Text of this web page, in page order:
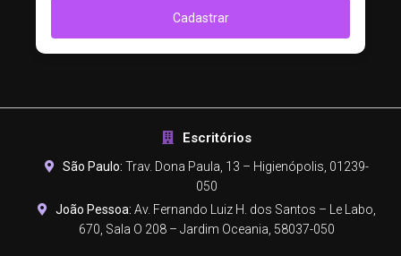
Cadastrar
Escritórios
São Paulo: Trav. Dona Paula, 13 – Higienópolis, 01239-
050
João Pessoa: Av. Fernando Luiz H. dos Santos – Le Labo,
670, Sala O 208 – Jardim Oceania, 58037-050